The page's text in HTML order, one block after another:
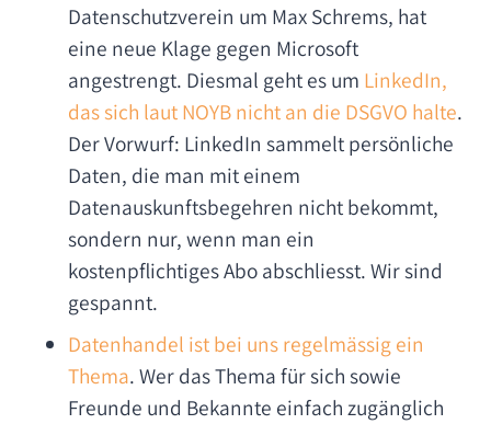
Datenschutzverein um Max Schrems, hat
eine neue Klage gegen Microsoft
angestrengt. Diesmal geht es um LinkedIn,
das sich laut NOYB nicht an die DSGVO halte.
Der Vorwurf: LinkedIn sammelt persönliche
Daten, die man mit einem
Datenauskunftsbegehren nicht bekommt,
sondern nur, wenn man ein
kostenpflichtiges Abo abschliesst. Wir sind
gespannt.
Datenhandel ist bei uns regelmässig ein
Thema. Wer das Thema für sich sowie
Freunde und Bekannte einfach zugänglich